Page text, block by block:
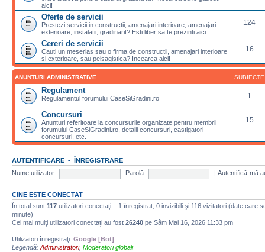
aici!
Oferte de servicii
Prestezi servicii in constructii, amenajari interioare, amenajari
exterioare, instalatii, gradinarit? Esti liber sa te prezinti aici.
124
Cereri de servicii
Cauti un meserias sau o firma de constructii, amenajari interioare
si exterioare, sau peisagistica? Incearca aici!
16
ANUNTURI ADMINISTRATIVE SUBIECTE
Regulament
Regulamentul forumului CaseSiGradini.ro 1
Concursuri
Anunturi referitoare la concursurile organizate pentru membrii
forumului CaseSiGradini.ro, detalii concursuri, castigatori
concursuri, etc.
15
AUTENTIFICARE • ÎNREGISTRARE
Nume utilizator:
Parolă: Autentifică-mă
CINE ESTE CONECTAT
În total sunt 117 utilizatori conectaţi :: 1 înregistrat, 0 invizibili şi 116 vizitatori (date care
minute)
Cei mai mulţi utilizatori conectaţi au fost 26240 pe Sâm Mai 16, 2026 11:33 pm
Utilizatori înregistraţi: Google [Bot]
Legendă: Administratori, Moderatori globali